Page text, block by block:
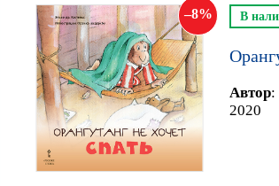
8 В
Автор:
2020